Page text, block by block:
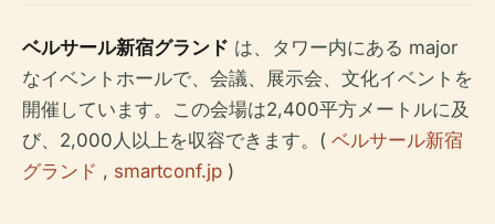
ベルサール新宿グランド は、タワー内にある major
なイベントホールで、会議、展示会、文化イベントを
開催しています。この会場は2,400平方メートルに及
び、2,000人以上を収容できます。( ベルサール新宿
グランド , smartconf.jp )